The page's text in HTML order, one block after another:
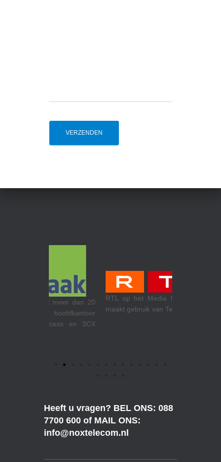
RTL op het Media Park in Hilversum
maakt gebruik van Teams Calling.
Heeft u vragen? BEL ONS: 088
7700 600 of MAIL ONS:
info@noxtelecom.nl